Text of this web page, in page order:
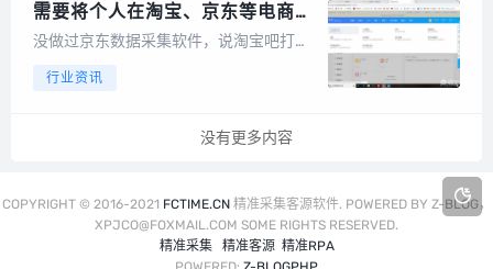
需要将个人在淘宝、京东等电商平
台的订单数据采集、导成excel表
没做过京东数据采集软件，说淘宝吧打开
页面上部的“订单 ”标签，然后点“已卖出的
你想统计的订单按你设定的条件搜索出来
行业资讯
没有更多内容
COPYRIGHT © 2016-2021 FCTIME.CN精准采集客源软件. POWERED BY Z-BLOG，
XPJCO@FOXMAIL.COM SOME RIGHTS RESERVED.
精准采集
精准客源 精准RPA